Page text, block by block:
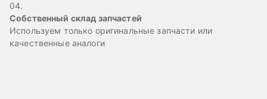
04.
Собственный склад запчастей
Используем только оригинальные запчасти или
качественные аналоги